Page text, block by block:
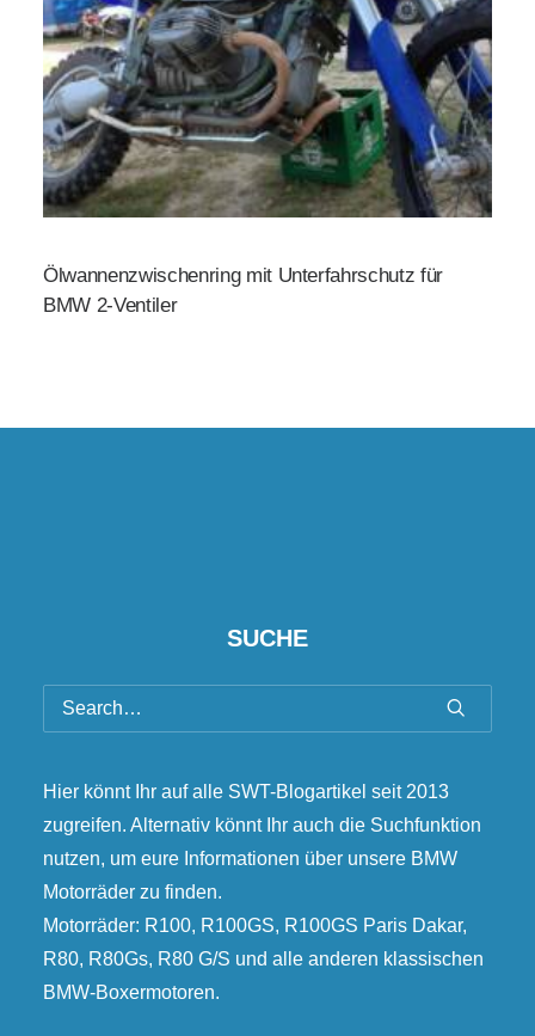
Ölwannenzwischenring mit Unterfahrschutz für
BMW 2-Ventiler
SUCHE
Hier könnt Ihr auf alle SWT-Blogartikel seit 2013
zugreifen. Alternativ könnt Ihr auch die Suchfunktion
nutzen, um eure Informationen über unsere BMW
Motorräder zu finden.
Motorräder: R100, R100GS, R100GS Paris Dakar,
R80, R80Gs, R80 G/S und alle anderen klassischen
BMW-Boxermotoren.